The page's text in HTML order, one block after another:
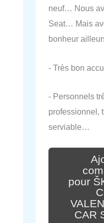
neuf… Nous
Seat… Mais
bonheur
- Très bon
- Personnels
professionnel,
serviable…
pour
CAR